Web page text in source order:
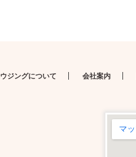
ジングについて 会社案内